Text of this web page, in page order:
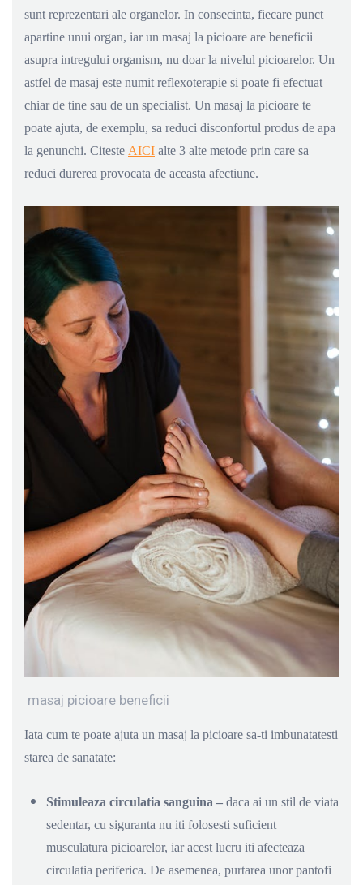
sunt reprezentari ale organelor. In consecinta, fiecare punct
apartine unui organ, iar un masaj la picioare are beneficii
asupra intregului organism, nu doar la nivelul picioarelor. Un
astfel de masaj este numit reflexoterapie si poate fi efectuat
chiar de tine sau de un specialist. Un masaj la picioare te
poate ajuta, de exemplu, sa reduci disconfortul produs de apa
la genunchi. Citeste AICI alte 3 alte metode prin care sa
reduci durerea provocata de aceasta afectiune.
masaj picioare beneficii
Iata cum te poate ajuta un masaj la picioare sa-ti imbunatatesti
starea de sanatate:
Stimuleaza circulatia sanguina – daca ai un stil de viata
sedentar, cu siguranta nu iti folosesti suficient
musculatura picioarelor, iar acest lucru iti afecteaza
circulatia periferica. De asemenea, purtarea unor pantofi